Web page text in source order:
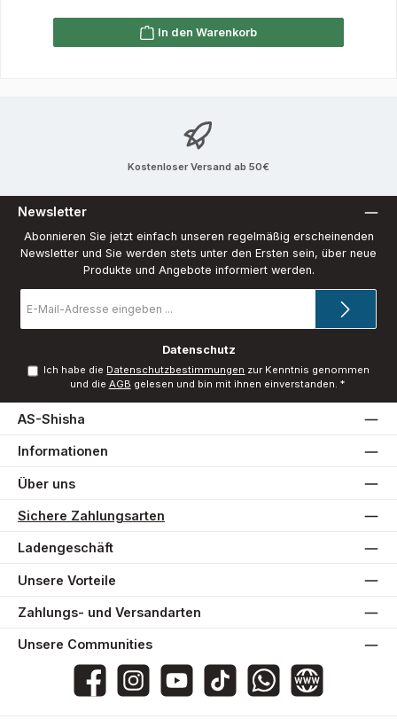
In den Warenkorb
Kostenloser Versand ab 50€
Newsletter
Abonnieren Sie jetzt einfach unseren regelmäßig erscheinenden
Newsletter und Sie werden stets unter den Ersten sein, über neue
Produkte und Angebote informiert werden.
Mail-
Datenschutz
Ich habe die Datenschutzbestimmungen zur Kenntnis genommen
und die AGB gelesen und bin mit ihnen einverstanden. *
AS-Shisha
Informationen
Über uns
Sichere Zahlungsarten
Ladengeschäft
Unsere Vorteile
Zahlungs- und Versandarten
Unsere Communities
AS-Shishaas_shisha_2020@asshisha7765as_shisha_2020
AS ShishaWebsite